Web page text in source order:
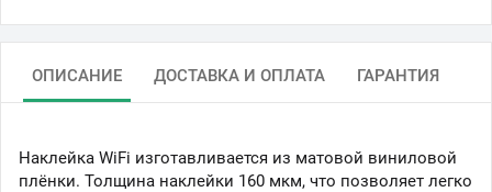
ОПИСАНИЕ ДОСТАВКА И ОПЛАТА ГАРАНТИЯ
Наклейка WiFi изготавливается из матовой виниловой
плёнки. Толщина наклейки 160 мкм, что позволяет легко